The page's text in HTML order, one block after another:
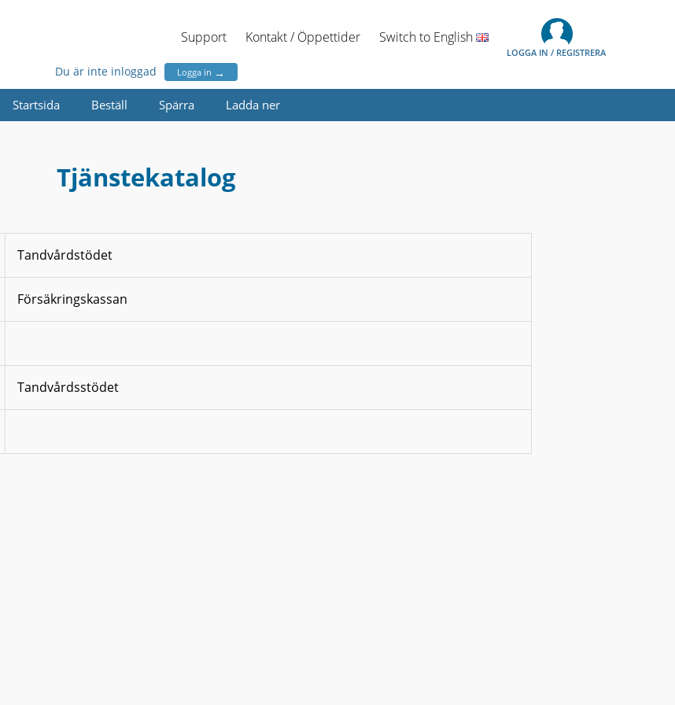
Support Kontakt / Öppettider Switch to English
LOGGA IN / REGISTRERA
Du är inte inloggad Logga in →
Startsida Beställ Spärra Ladda ner
Tjänstekatalog
Tandvårdstödet
Försäkringskassan
Tandvårdsstödet